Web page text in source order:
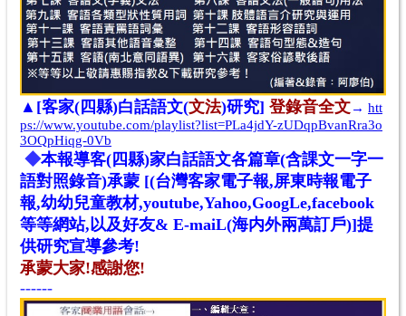
▲[客家(四縣)白話語文(文法)研究] 登錄音全文→ htt
ps://www.youtube.com/playlist?list=PLa4jdY-zUDqpBvanRra3o
3OQpHiqg-0Vb
◆本報導客(四縣)家白話語文各篇章(含課文一字一
語對照錄音)承蒙 [(台灣客家電子報,屏東時報電子
報,幼幼兒童教材,youtube,Yahoo,GoogLe,facebook
等等網站, 以及好友& E-maiL(海内外兩萬訂戶)]提
供研究宣導參考!
承蒙大家!感謝您!
------